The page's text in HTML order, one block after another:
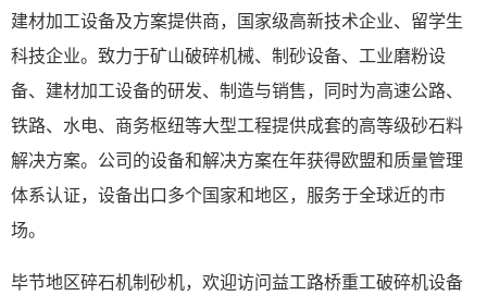
建材加工设备及方案提供商，国家级高新技术企业、留学生
科技企业。致力于矿山破碎机械、制砂设备、工业磨粉设
备、建材加工设备的研发、制造与销售，同时为高速公路、
铁路、水电、商务枢纽等大型工程提供成套的高等级砂石料
解决方案。公司的设备和解决方案在年获得欧盟和质量管理
体系认证，设备出口多个国家和地区，服务于全球近的市
场。
毕节地区碎石机制砂机，欢迎访问益工路桥重工破碎机设备